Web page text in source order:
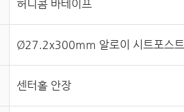
허니콤 바테이프
Ø27.2x300mm 알로이 시트포스트
센터홀 안장